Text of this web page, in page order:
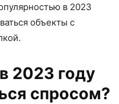
в 2023
объекты с
2023 году
спросом?